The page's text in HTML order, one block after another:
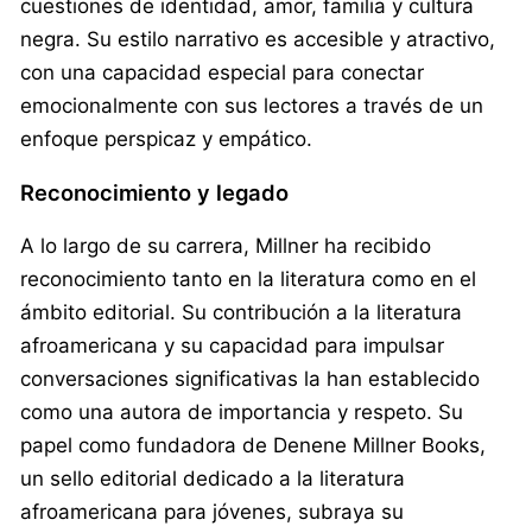
cuestiones de identidad, amor, familia y cultura
negra. Su estilo narrativo es accesible y atractivo,
con una capacidad especial para conectar
emocionalmente con sus lectores a través de un
enfoque perspicaz y empático.
Reconocimiento y legado
A lo largo de su carrera, Millner ha recibido
reconocimiento tanto en la literatura como en el
ámbito editorial. Su contribución a la literatura
afroamericana y su capacidad para impulsar
conversaciones significativas la han establecido
como una autora de importancia y respeto. Su
papel como fundadora de Denene Millner Books,
un sello editorial dedicado a la literatura
afroamericana para jóvenes, subraya su